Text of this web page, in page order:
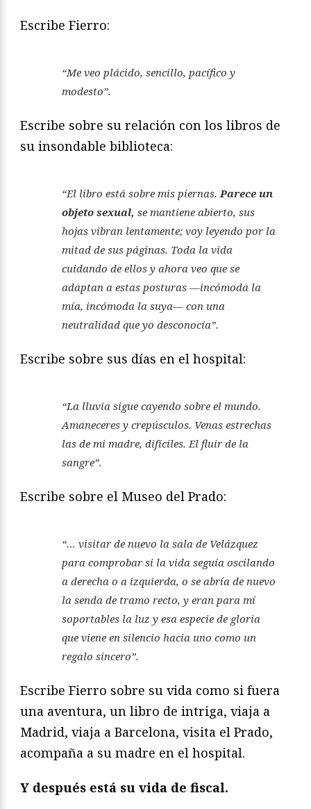
Escribe Fierro:
“Me veo plácido, sencillo, pacífico y
modesto”.
Escribe sobre su relación con los libros de
su insondable biblioteca:
“El libro está sobre mis piernas.Parece un
objeto sexual, se mantiene abierto, sus
hojas vibran lentamente; voy leyendo por la
mitad de sus páginas. Toda la vida
cuidando de ellos y ahora veo que se
adaptan a estas posturas —incómoda la
mía, incómoda la suya— con una
neutralidad que yo desconocía”.
Escribe sobre sus días en el hospital:
“La lluvia sigue cayendo sobre el mundo.
Amaneceres y crepúsculos. Venas estrechas
las de mi madre, difíciles. El fluir de la
sangre”.
Escribe sobre el Museo del Prado:
“… visitar de nuevo la sala de Velázquez
para comprobar si la vida seguía oscilando
a derecha o a izquierda, o se abría de nuevo
la senda de tramo recto, y eran para mí
soportables la luz y esa especie de gloria
que viene en silencio hacia uno como un
regalo sincero”.
Escribe Fierro sobre su vida como si fuera
una aventura, un libro de intriga, viaja a
Madrid, viaja a Barcelona, visita el Prado,
acompaña a su madre en el hospital.
Y después está su vida de fiscal.